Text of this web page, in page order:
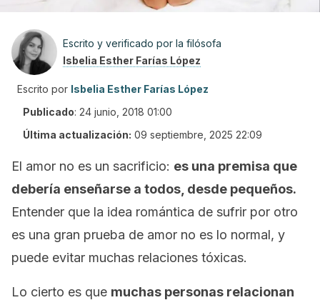
Escrito y verificado por la filósofa
Isbelia Esther Farías López
Escrito por Isbelia Esther Farías López
Publicado: 24 junio, 2018 01:00
Última actualización: 09 septiembre, 2025 22:09
El amor no es un sacrificio: es una premisa que
debería enseñarse a todos, desde pequeños.
Entender que la idea romántica de sufrir por otro
es una gran prueba de amor no es lo normal, y
puede evitar muchas relaciones tóxicas.
Lo cierto es que muchas personas relacionan